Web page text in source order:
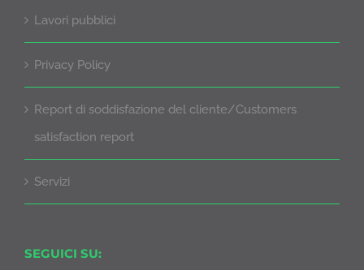
Lavori pubblici
Privacy Policy
Report di soddisfazione del cliente/Customers
satisfaction report
Servizi
SEGUICI SU: